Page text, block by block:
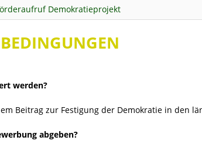
Demokratieprojekt
werden?
Beitrag zur Festigung der Demokratie in den
abgeben?